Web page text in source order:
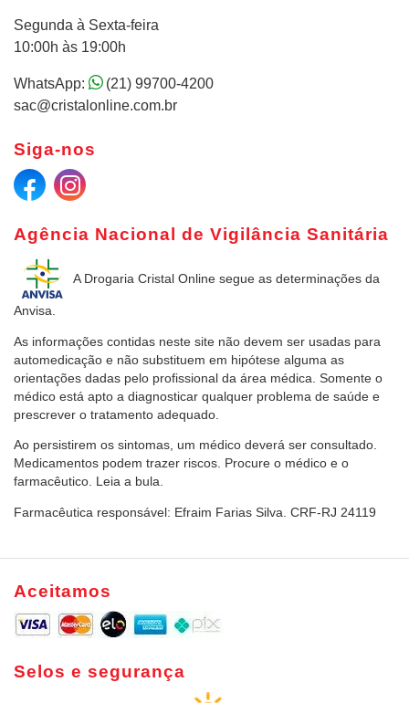
Agência Nacional de Vigilância Sanitária
A Drogaria Cristal Online segue as determinações da
Anvisa.
As informações contidas neste site não devem ser usadas para
automedicação e não substituem em hipótese alguma as
orientações dadas pelo profissional da área médica. Somente o
médico está apto a diagnosticar qualquer problema de saúde e
prescrever o tratamento adequado.
Ao persistirem os sintomas, um médico deverá ser consultado.
Medicamentos podem trazer riscos. Procure o médico e o
farmacêutico. Leia a bula.
Farmacêutica responsável: Efraim Farias Silva. CRF-RJ 24119
Segunda à Sexta-feira
10:00h às 19:00h
WhatsApp:
(21) 99700-4200
sac@cristalonline.com.br
Siga-nos
Aceitamos
Selos e segurança